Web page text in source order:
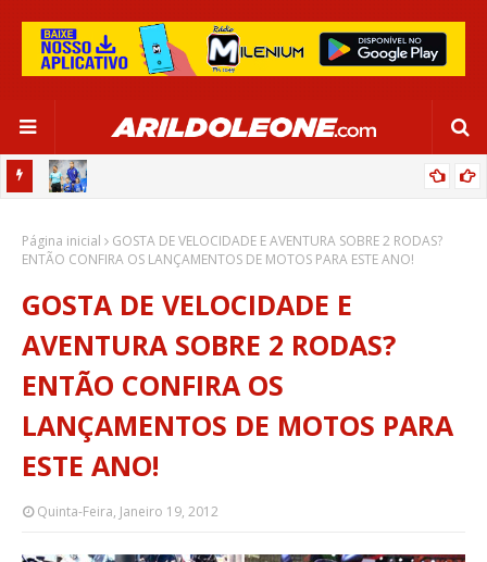
SALVADOR
Página inicial
GOSTA DE VELOCIDADE E AVENTURA SOBRE 2 RODAS?
ENTÃO CONFIRA OS LANÇAMENTOS DE MOTOS PARA ESTE ANO!
GOSTA DE VELOCIDADE E
AVENTURA SOBRE 2 RODAS?
ENTÃO CONFIRA OS
LANÇAMENTOS DE MOTOS PARA
ESTE ANO!
Quinta-Feira, Janeiro 19, 2012